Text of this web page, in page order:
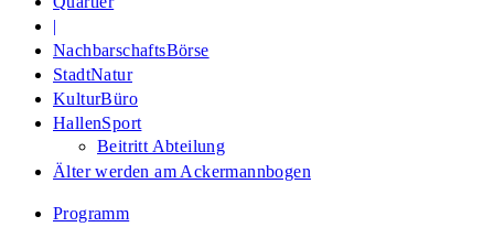
|
NachbarschaftsBörse
StadtNatur
KulturBüro
HallenSport
Beitritt Abteilung
Älter werden am Ackermannbogen
Programm